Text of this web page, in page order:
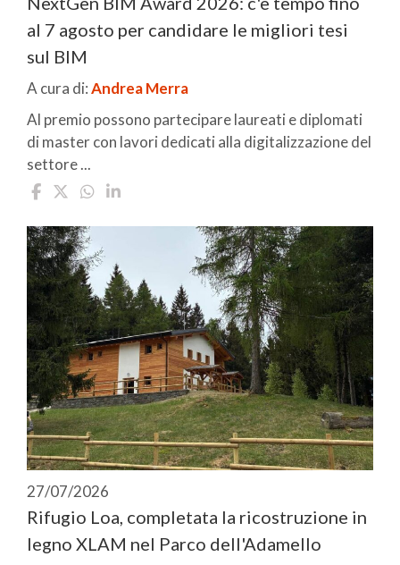
al 7 agosto per candidare le migliori tesi
sul BIM
A cura di:Andrea Merra
Al premio possono partecipare laureati e diplomati
di master con lavori dedicati alla digitalizzazione del
settore ...
27/07/2026
Rifugio Loa, completata la ricostruzione in
legno XLAM nel Parco dell'Adamello